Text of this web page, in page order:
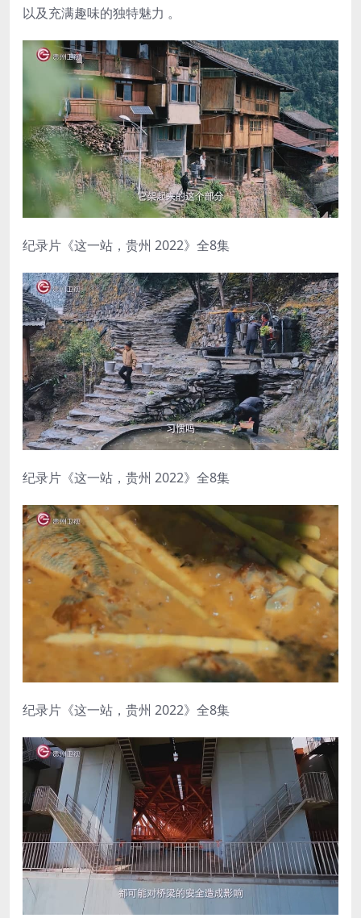
以及充满趣味的独特魅力 。
纪录片《这一站，贵州 2022》全8集
纪录片《这一站，贵州 2022》全8集
纪录片《这一站，贵州 2022》全8集